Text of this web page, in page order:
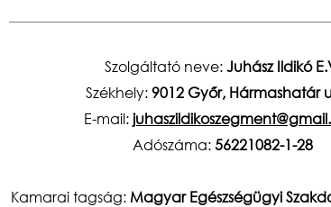
Szolgáltató neve:Juhász Ildikó
Székhely:9012 Győr, Hármashatár
E-mail:
Adószáma:56221082-1-28
Kamarai tagság: Magyar Egészségügyi